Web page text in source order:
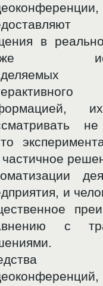
в
частичное
и
с